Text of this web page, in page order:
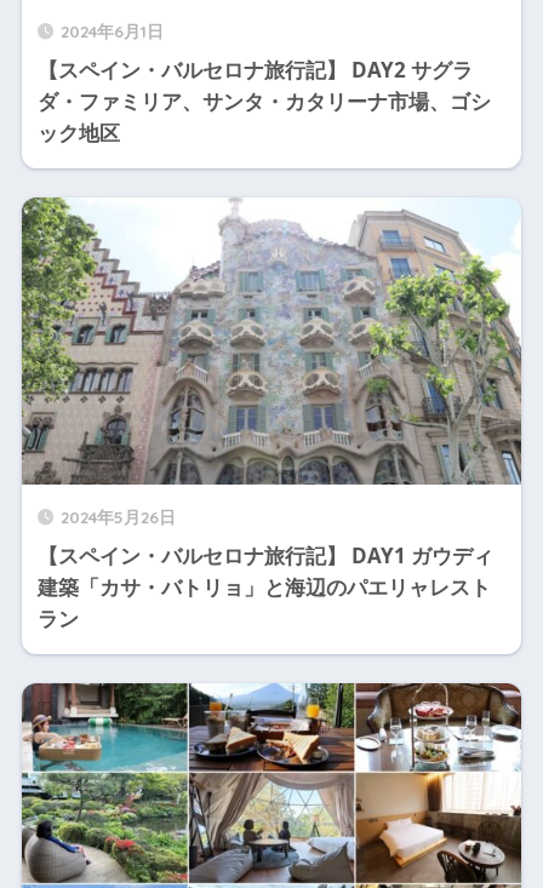
2024年6月1日
【スペイン・バルセロナ旅行記】 DAY2 サグラ
ダ・ファミリア、サンタ・カタリーナ市場、ゴシ
ック地区
2024年5月26日
【スペイン・バルセロナ旅行記】 DAY1 ガウディ
建築「カサ・バトリョ」と海辺のパエリャレスト
ラン